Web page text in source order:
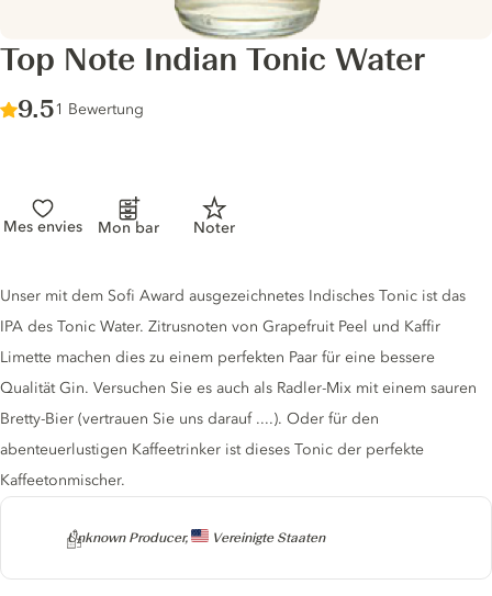
Top Note Indian Tonic Water
Score :
9.5/ 10
1 Bewertung
Mes envies Mon bar Noter
Producer
Unknown Producer, Vereinigte Staaten
Tonic description
Unser mit dem Sofi Award ausgezeichnetes Indisches Tonic ist das
IPA des Tonic Water. Zitrusnoten von Grapefruit Peel und Kaffir
Limette machen dies zu einem perfekten Paar für eine bessere
Qualität Gin. Versuchen Sie es auch als Radler-Mix mit einem sauren
Bretty-Bier (vertrauen Sie uns darauf ....). Oder für den
abenteuerlustigen Kaffeetrinker ist dieses Tonic der perfekte
Kaffeetonmischer.